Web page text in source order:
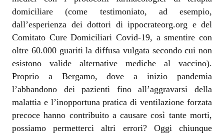
domiciliare (come testimoniato, ad esempio,
dall’esperienza dei dottori di ippocrateorg.org e del
Comitato Cure Domiciliari Covid-19, a smentire con
oltre 60.000 guariti la diffusa vulgata secondo cui non
esistono valide alternative mediche al vaccino).
Proprio a Bergamo, dove a inizio pandemia
l’abbandono dei pazienti fino all’aggravarsi della
malattia e l’inopportuna pratica di ventilazione forzata
precoce hanno contribuito a causare così tante morti,
possiamo permetterci altri errori? Oggi chiunque